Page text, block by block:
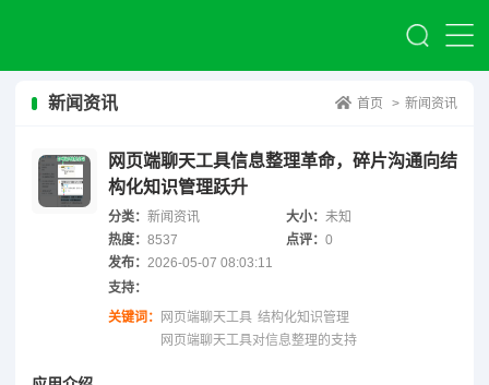
新闻资讯 首页 > 新闻资讯
网页端聊天工具信息整理革命，碎片沟通向结
构化知识管理跃升
分类： 新闻资讯 大小：未知
热度： 8537 点评：0
发布： 2026-05-07 08:03:11
支持：
关键词：
网页端聊天工具 结构化知识管理
网页端聊天工具对信息整理的支持